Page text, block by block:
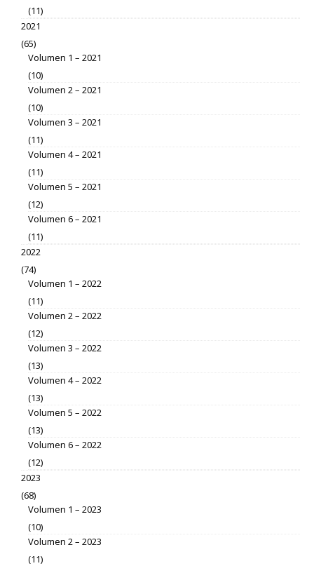
(11)
2021
(65)
Volumen 1 – 2021
(10)
Volumen 2 – 2021
(10)
Volumen 3 – 2021
(11)
Volumen 4 – 2021
(11)
Volumen 5 – 2021
(12)
Volumen 6 – 2021
(11)
2022
(74)
Volumen 1 – 2022
(11)
Volumen 2 – 2022
(12)
Volumen 3 – 2022
(13)
Volumen 4 – 2022
(13)
Volumen 5 – 2022
(13)
Volumen 6 – 2022
(12)
2023
(68)
Volumen 1 – 2023
(10)
Volumen 2 – 2023
(11)